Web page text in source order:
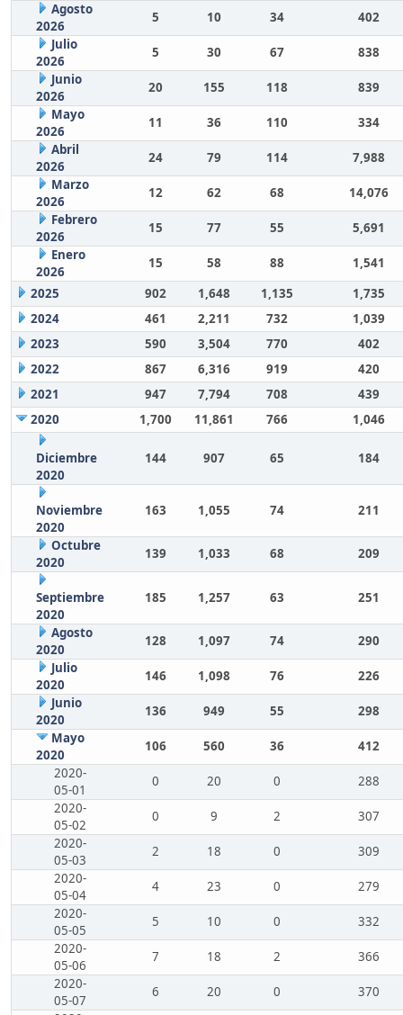
Agosto
2026
5 10 34
402
Julio
2026
5 30 67
838
Junio
2026
20 155 118
839
Mayo
2026
11 36 110
334
Abril
2026
24 79 114
7,988
Marzo
2026
12 62 68
14,076
Febrero
2026
15 77 55
5,691
Enero
2026
15 58 88
1,541
2025
902 1,648 1,135
1,735
2024
461 2,211 732
1,039
2023
590 3,504 770
402
2022
867 6,316 919
420
2021
947 7,794 708
439
2020
1,700 11,861 766 1,046
Diciembre
2020
144 907 65 184
Noviembre
2020
163 1,055 74 211
Octubre
2020
139 1,033 68 209
Septiembre
2020
185 1,257 63 251
Agosto
2020
128 1,097 74
290
Julio
2020
146 1,098 76
226
Junio
2020
136 949 55
298
Mayo
2020
106 560 36
412
2020-
05-01
0 20 0
288
2020-
05-02
0 9 2
307
2020-
05-03
2 18 0
309
2020-
05-04
4 23 0
279
2020-
05-05
5 10 0
332
2020-
05-06
7 18 2
366
2020-
05-07
6 20 0
370